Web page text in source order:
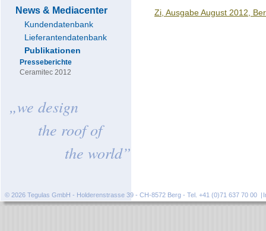
News & Mediacenter
Kundendatenbank
Lieferantendatenbank
Publikationen
Presseberichte
Ceramitec 2012
„we design
the roof of
the world”
Zi, Ausgabe August 2012,
© 2026 Tegulas GmbH - Holderenstrasse 39 - CH-8572 Berg - Tel. +41 (0)71 637 70 00 |